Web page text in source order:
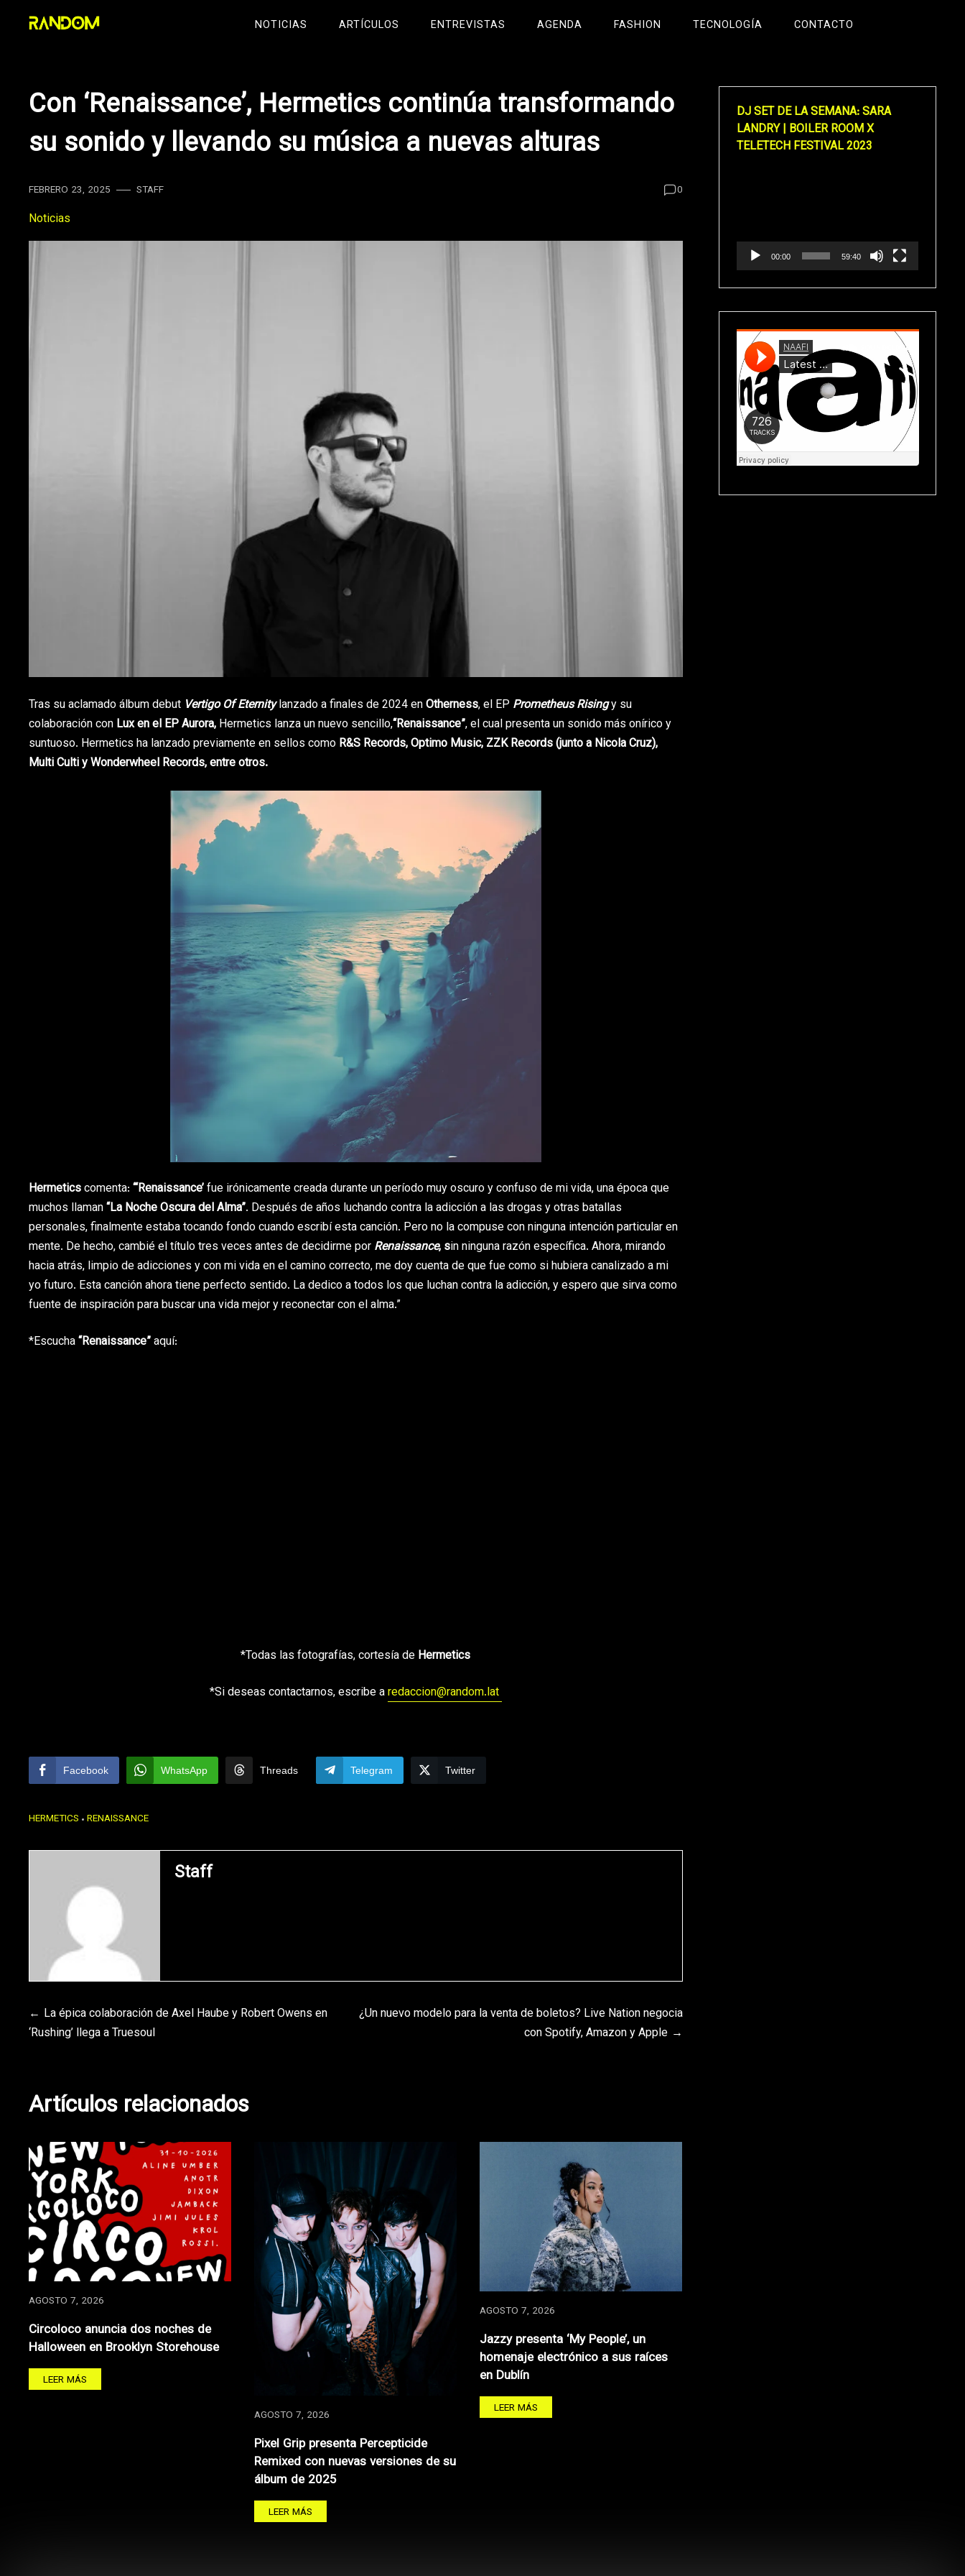
NOTICIAS ARTÍCULOS ENTREVISTAS AGENDA FASHION TECNOLOGÍA CONTACTO
Con ‘Renaissance’, Hermetics continúa transformando
su sonido y llevando su música a nuevas alturas
FEBRERO 23, 2025 STAFF 0
Noticias
Tras su aclamado álbum debut Vertigo Of Eternity lanzado a finales de 2024 enOtherness, el EP Prometheus Risingy su
colaboración con Lux en el EP Aurora, Hermetics lanza un nuevo sencillo,“Renaissance”, el cual presenta un sonido más onírico y
suntuoso. Hermetics ha lanzado previamente en sellos como R&S Records, Optimo Music, ZZK Records (junto a Nicola Cruz),
Multi Culti y Wonderwheel Records, entre otros.
Hermeticscomenta: “‘Renaissance’fue irónicamente creada durante un período muy oscuro y confuso de mi vida, una época que
muchos llaman“La Noche Oscura del Alma”. Después de años luchando contra la adicción a las drogas y otras batallas
personales, finalmente estaba tocando fondo cuando escribí esta canción. Pero no la compuse con ninguna intención particular en
mente. De hecho, cambié el título tres veces antes de decidirme por Renaissance, sin ninguna razón específica. Ahora, mirando
hacia atrás, limpio de adicciones y con mi vida en el camino correcto, me doy cuenta de que fue como si hubiera canalizado a mi
yo futuro. Esta canción ahora tiene perfecto sentido. La dedico a todos los que luchan contra la adicción, y espero que sirva como
fuente de inspiración para buscar una vida mejor y reconectar con el alma.”
*Escucha“Renaissance”aquí:
*Todas las fotografías, cortesía de Hermetics
*Si deseas contactarnos, escribe aredaccion@random.lat
Facebook WhatsApp Threads Telegram Twitter
HERMETICS RENAISSANCE
Staff
Navegación
entradas
La épica colaboración de Axel Haube y Robert Owens en
‘Rushing’ llega a Truesoul
¿Un nuevo modelo para la venta de boletos? Live Nation negocia
con Spotify, Amazon y Apple
Artículos relacionados
AGOSTO 7, 2026
Circoloco anuncia dos noches de
Halloween en Brooklyn Storehouse
LEER MÁS
AGOSTO 7, 2026
Pixel Grip presenta Percepticide
Remixed con nuevas versiones de su
álbum de 2025
LEER MÁS
AGOSTO 7, 2026
Jazzy presenta ‘My People’, un
homenaje electrónico a sus raíces
en Dublín
LEER MÁS
DJ SET DE LA SEMANA: SARA
LANDRY | BOILER ROOM X
TELETECH FESTIVAL 2023
00:00 59:40